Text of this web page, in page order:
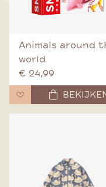
Animals around
world
€ 24,99